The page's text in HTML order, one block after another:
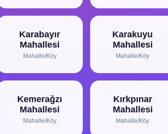
Karabayır
Mahallesi
Mahalle/Köy
Karakuyu
Mahallesi
Mahalle/Köy
Kemerağzı
Mahallesi
Mahalle/Köy
Kırkpınar
Mahallesi
Mahalle/Köy